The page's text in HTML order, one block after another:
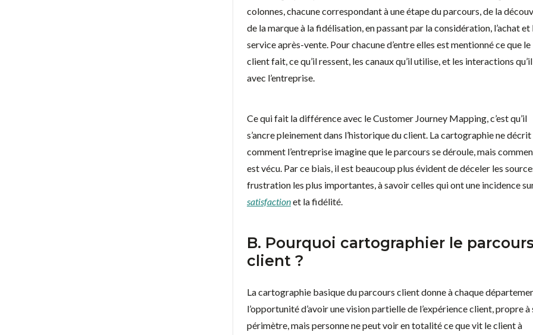
colonnes, chacune correspondant à une étape du parcours, de la
de la marque à la fidélisation, en passant par la considération, l’achat et
service après-vente. Pour chacune d’entre elles est mentionné ce que le
client fait, ce qu’il ressent, les canaux qu’il utilise, et les interactions
avec l’entreprise.
Ce qui fait la différence avec le Customer Journey Mapping, c’est qu’il
s’ancre pleinement dans l’historique du client. La cartographie ne décrit
comment l’entreprise imagine que le parcours se déroule, mais
est vécu. Par ce biais, il est beaucoup plus évident de déceler les
frustration les plus importantes, à savoir celles qui ont une incidence
satisfactionet la fidélité.
B. Pourquoi cartographier le
client ?
La cartographie basique du parcours client donne à chaque
l’opportunité d’avoir une vision partielle de l’expérience client, propre à
périmètre, mais personne ne peut voir en totalité ce que vit le client à